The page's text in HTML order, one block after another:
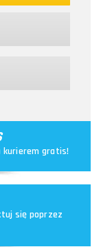
kurierem gratis!
się poprzez